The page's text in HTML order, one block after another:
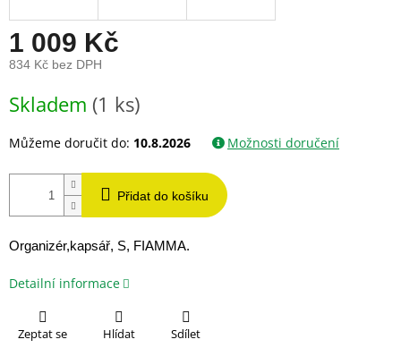
1 009 Kč
834 Kč bez DPH
cena:
Skladem (1 ks)
Můžeme doručit do: 10.8.2026 Možnosti doručení
Přidat do košíku
Organizér,kapsář, S, FIAMMA.
Detailní informace
Zeptat se Hlídat Sdílet